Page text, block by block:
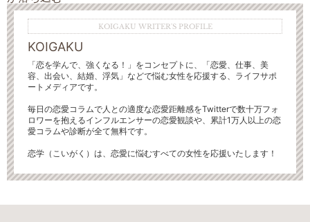
KOIGAKU WRITER'S PROFILE
KOIGAKU
「恋を学んで、強くなる！」をコンセプトに、「恋愛、仕事、美
容、出会い、結婚、浮気」などで悩む女性を応援する、ライフサポ
ートメディアです。
毎日の恋愛コラムで人との適度な恋愛距離感をTwitterで数十万フォ
ロワーを抱えるインフルエンサーの恋愛観談や、累計1万人以上の恋
愛コラムや診断が全て無料です。
恋学（こいがく）は、恋愛に悩むすべての女性を応援いたします！